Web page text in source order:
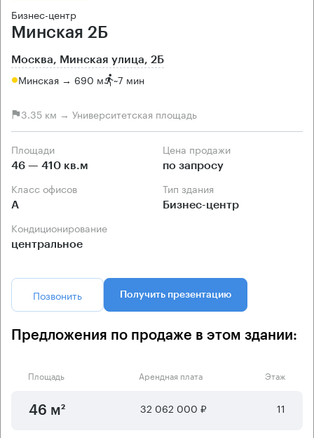
Бизнес-центр
Минская 2Б
Москва, Минская улица, 2Б
Минская → 690 м ~7 мин
3.35 км → Университетская площадь
Площади
46 — 410 кв.м
Цена продажи
по запросу
Класс офисов
А
Тип здания
Бизнес-центр
Кондиционирование
центральное
Позвонить Получить презентацию
Предложения по продаже в этом здании:
Площадь Арендная плата Этаж
46 м² 32 062 000 ₽ 11